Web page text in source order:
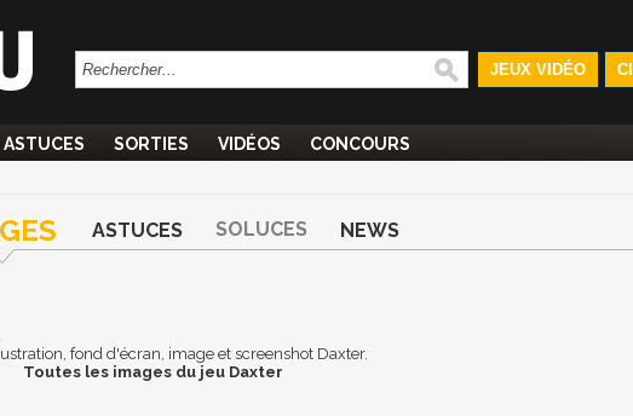
JEUX VIDÉO
ASTUCES SORTIES VIDÉOS CONCOURS
ASTUCES SOLUCES NEWS
fond d'écran, image et screenshot Daxter.
Toutes les images du jeu Daxter